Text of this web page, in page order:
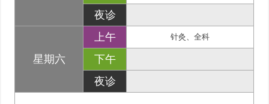
夜诊
星期六
上午 针灸、全科
下午
夜诊